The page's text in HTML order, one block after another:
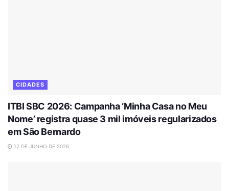
CIDADES
ITBI SBC 2026: Campanha ‘Minha Casa no Meu
Nome’ registra quase 3 mil imóveis regularizados
em São Bernardo
12 DE JUNHO DE 2026